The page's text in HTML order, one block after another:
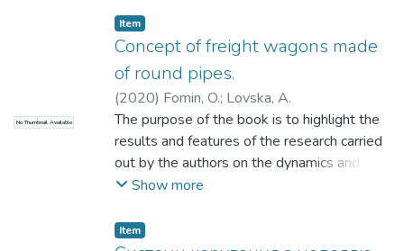
of the work conducted in terms of creation
and investigation into carrying structures of
transport facilities were previously
published in some Ukrainian and
international specialized editions, discussed
and obtained approval at some international
scientific and technical conferences.
We wrote this book for scientists and
engineers whose fields of the professional
research of railway rolling stock, it also
No Thumbnail Available
Item
Concept of freight wagons made
of round pipes.
(2020) Fomin, O.; Lovska, A.
The purpose of the book is to highlight the
results and features of the research carried
out by the authors on the dynamics and
strength of the main types of freight
round pipes under the main operating
Show more
Item